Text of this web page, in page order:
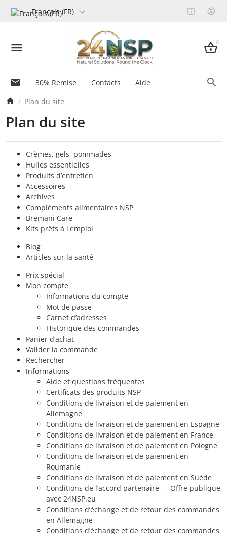
Français (FR)
0
30% Remise Contacts
Aide
Plan du site
Plan du site
Crèmes, gels, pommades
Huiles essentielles
Produits d’entretien
Accessoires
Archives
Compléments alimentaires NSP
Bremani Care
Kits prêts à l'emploi
Blog
Articles sur la santé
Prix spécial
Mon compte
Informations du compte
Mot de passe
Carnet d’adresses
Historique des commandes
Panier d’achat
Valider la commande
Rechercher
Informations
Aide et questions fréquentes
Certificats des produits NSP
Conditions de livraison et de paiement en
Allemagne
Conditions de livraison et de paiement en Espagne
Conditions de livraison et de paiement en France
Conditions de livraison et de paiement en Pologne
Conditions de livraison et de paiement en
Roumanie
Conditions de livraison et de paiement en Suède
Conditions de l’accord partenaire — Offre publique
avec 24NSP.eu
Conditions d’échange et de retour des commandes
en Allemagne
Conditions d’échange et de retour des commandes